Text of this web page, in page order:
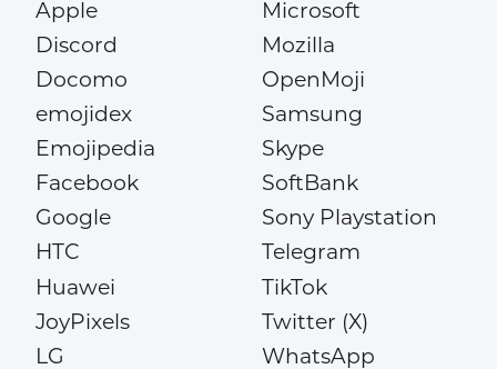
Apple
Discord
Docomo
emojidex
Emojipedia
Facebook
Google
HTC
Huawei
JoyPixels
LG
Microsoft
Mozilla
OpenMoji
Samsung
Skype
SoftBank
Sony Playstation
Telegram
TikTok
Twitter (X)
WhatsApp